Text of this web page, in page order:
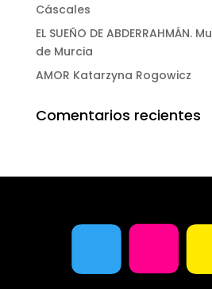
Cáscales
EL SUEÑO DE ABDERRAHMÁN.
de Murcia
AMOR Katarzyna Rogowicz
Comentarios recientes